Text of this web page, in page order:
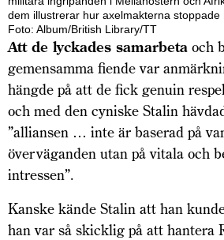
dem illustrerar hur axelmakterna stoppade
Foto: Album/British Library/TT
Att de lyckades samarbeta och
gemensamma fiende var
hängde på att de fick genuin
och med den cyniske Stalin
”alliansen … inte är baserad på
överväganden utan på vitala och
intressen”.
Kanske kände Stalin att han
han var så skicklig på att hantera